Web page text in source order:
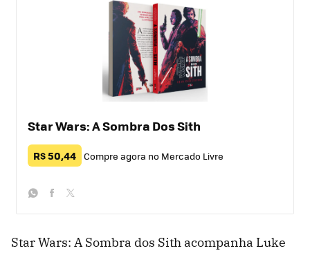
Star Wars: A Sombra Dos Sith
R$ 50,44 Compre agora no Mercado Livre
Star Wars: A Sombra dos Sith acompanha Luke